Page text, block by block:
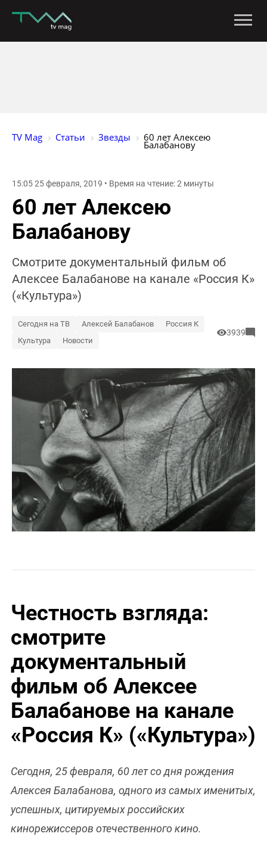
TV Mag Статьи Звезды 60 лет Алексею
Балабанову
15:05 25 февраля, 2019 • Время на чтение: 2 минуты
60 лет Алексею
Балабанову
Смотрите документальный фильм об
Алексее Балабанове на канале «Россия К»
(«Культура»)
Сегодня на ТВ Алексей Балабанов
Россия К
Культура
Новости
3939
Честность взгляда:
смотрите
документальный
фильм об Алексее
Балабанове на канале
«Россия К» («Культура»)
Сегодня, 25 февраля, 60 лет со дня рождения
Алексея Балабанова, одного из самых именитых,
успешных, цитируемых российских
кинорежиссеров отечественного кино.